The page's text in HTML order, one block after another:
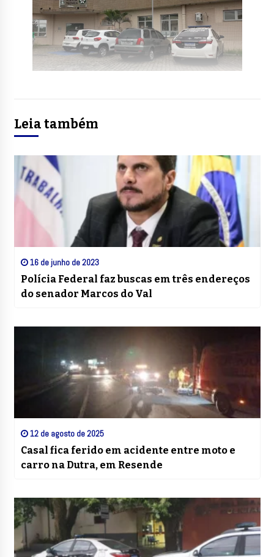
Leia também
16 de junho de 2023
Polícia Federal faz buscas em três endereços
do senador Marcos do Val
12 de agosto de 2025
Casal fica ferido em acidente entre moto e
carro na Dutra, em Resende